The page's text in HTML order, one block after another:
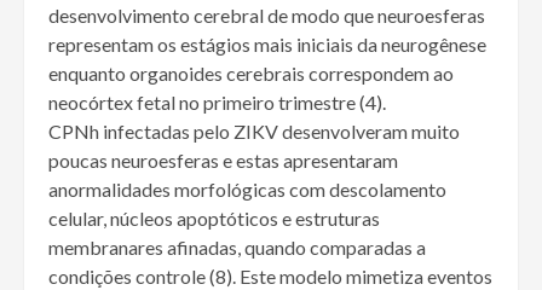
desenvolvimento cerebral de modo que neuroesferas
representam os estágios mais iniciais da neurogênese
enquanto organoides cerebrais correspondem ao
neocórtex fetal no primeiro trimestre (4).
CPNh infectadas pelo ZIKV desenvolveram muito
poucas neuroesferas e estas apresentaram
anormalidades morfológicas com descolamento
celular, núcleos apoptóticos e estruturas
membranares afinadas, quando comparadas a
condições controle (8). Este modelo mimetiza eventos